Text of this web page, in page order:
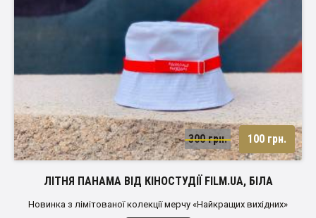
300 грн. 100 грн.
ЛІТНЯ ПАНАМА ВІД КІНОСТУДІЇ FILM.UA, БІЛА
Новинка з лімітованої колекції мерчу «Найкращих вихідних»